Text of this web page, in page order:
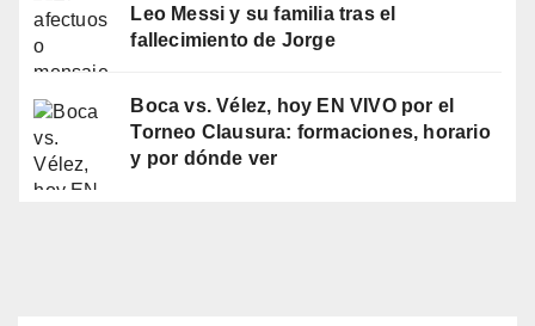
Leo Messi y su familia tras el
fallecimiento de Jorge
Boca vs. Vélez, hoy EN VIVO por el
Torneo Clausura: formaciones, horario
y por dónde ver